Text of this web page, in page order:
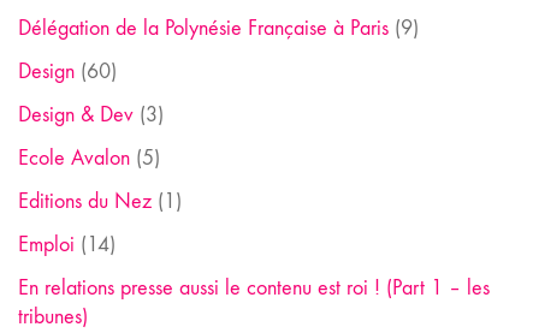
Délégation de la Polynésie Française à Paris (9)
Design (60)
Design & Dev (3)
Ecole Avalon (5)
Editions du Nez (1)
Emploi (14)
En relations presse aussi le contenu est roi ! (Part 1 – les
tribunes)